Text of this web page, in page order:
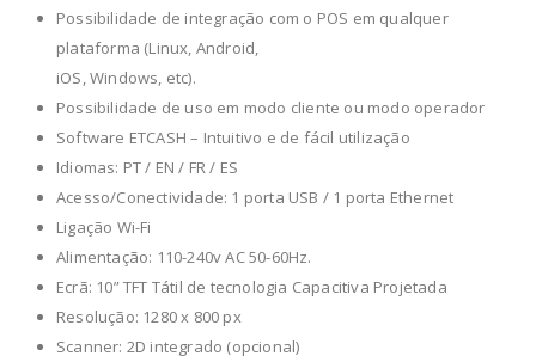
Possibilidade de integração com o POS em qualquer
plataforma (Linux, Android,
iOS, Windows, etc).
Possibilidade de uso em modo cliente ou modo operador
Software ETCASH – Intuitivo e de fácil utilização
Idiomas: PT / EN / FR / ES
Acesso/Conectividade: 1 porta USB / 1 porta Ethernet
Ligação Wi-Fi
Alimentação: 110-240v AC 50-60Hz.
Ecrã: 10” TFT Tátil de tecnologia Capacitiva Projetada
Resolução: 1280 x 800 px
Scanner: 2D integrado (opcional)